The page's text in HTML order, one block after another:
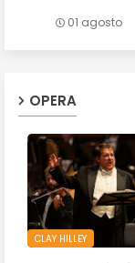
01 agosto
OPERA
CLAY HILLEY